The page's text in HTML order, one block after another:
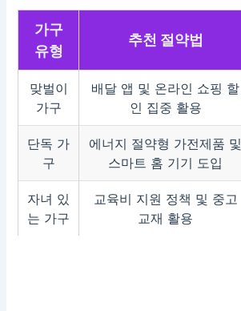
가구
유형
추천 절약법
맞벌이
가구
배달 앱 및 온라인 쇼핑 할
인 집중 활용
단독 가
구
에너지 절약형 가전제품 및
스마트 홈 기기 도입
자녀 있
는 가구
교육비 지원 정책 및 중고
교재 활용